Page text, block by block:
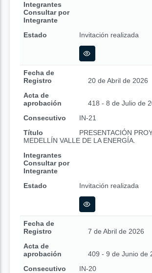
Integrantes
Consultar por
Integrante
Estado
Invitación realizada
Fecha de
Registro
20 de Abril de 2026
Acta de
aprobación
418 - 8 de Julio de
Consecutivo
IN-21
Título
PRESENTACIÓN
MEDELLÍN VALLE DE LA ENERGÍA.
Integrantes
Consultar por
Integrante
Estado
Invitación realizada
Fecha de
Registro
7 de Abril de 2026
Acta de
aprobación
409 - 9 de Junio de
Consecutivo
IN-20